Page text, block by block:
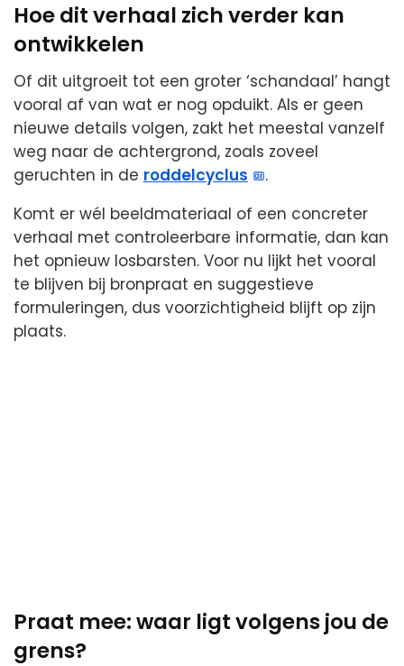
Hoe dit verhaal zich verder kan
ontwikkelen
Of dit uitgroeit tot een groter ‘schandaal’ hangt
vooral af van wat er nog opduikt. Als er geen
nieuwe details volgen, zakt het meestal vanzelf
weg naar de achtergrond, zoals zoveel
geruchten in de roddelcyclus
.
Komt er wél beeldmateriaal of een concreter
verhaal met controleerbare informatie, dan kan
het opnieuw losbarsten. Voor nu lijkt het vooral
te blijven bij bronpraat en suggestieve
formuleringen, dus voorzichtigheid blijft op zijn
plaats.
Praat mee: waar ligt volgens jou de
grens?